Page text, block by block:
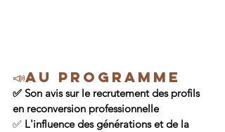
📣Au programme
✅ Son avis sur le recrutement des profils
en reconversion professionnelle
✅ L'influence des générations et de la